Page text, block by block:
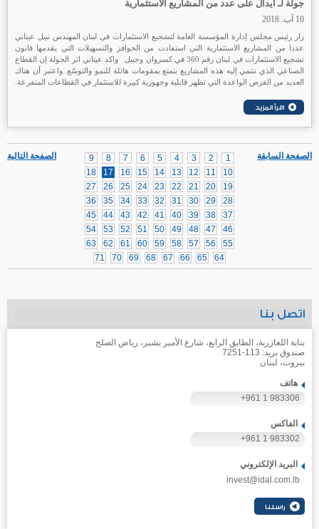
جولة لـ ايدال على عدد من المشاريع الاستثمارية
10 آب. 2018
زار رئيس مجلس إدارة المؤسسة العامة لتشجيع الاستثمارات في لبنان المهندس نبيل عيتاني
عددا من المشاريع الاستثمارية التي استفادت من الحوافز والتسهيلات التي يقدمها قانون
تشجيع الاستثمارات في لبنان رقم 360 في كسروان وجبيل. واكد عيتاني اثر الجولة إن القطاع
الصناعي الذي تنتمي إليه هذه المشاريع يتمتع بمقومات هائلة للنمو والتوسّع. واعتبر أن هناك
العديد من الفرص الواعدة التي تظهر قابلية وجهوزية كبيرة للاستثمار في القطاعات المتفرعة.
الصفحة التالية 1
2
3
4
5
6
7
8
9
10
11
12
13
14
15
16
17
18
19
20
21
22
23
24
25
26
27
28
29
30
31
32
33
34
35
36
37
38
39
40
41
42
43
44
45
46
47
48
49
50
51
52
53
54
55
56
57
58
59
60
61
62
63
64
65
66
67
68
69
70
71
الصفحة السابقة
اتصل بنا
بناية اللعازرية، الطابق الرابع، شارع الأمير بشير، رياض الصلح
صندوق بريد: 113-7251
بيروت، لبنان
هاتف
+961 1 983306
الفاكس
+961 1 983302
البريد الإلكتروني
invest@idal.com.lb